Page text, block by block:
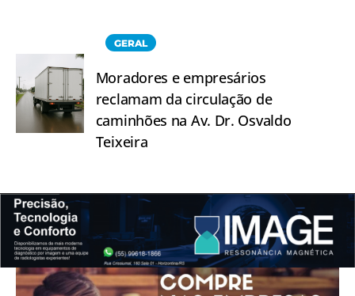
GERAL
Moradores e empresários
reclamam da circulação de
caminhões na Av. Dr. Osvaldo
Teixeira